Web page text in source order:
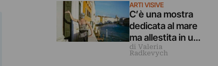
a Venezia)
ARTI VISIVE
C’è una mostra
dedicata al mare
ma allestita in un
palazzo sulla
di Valeria
Radkevych